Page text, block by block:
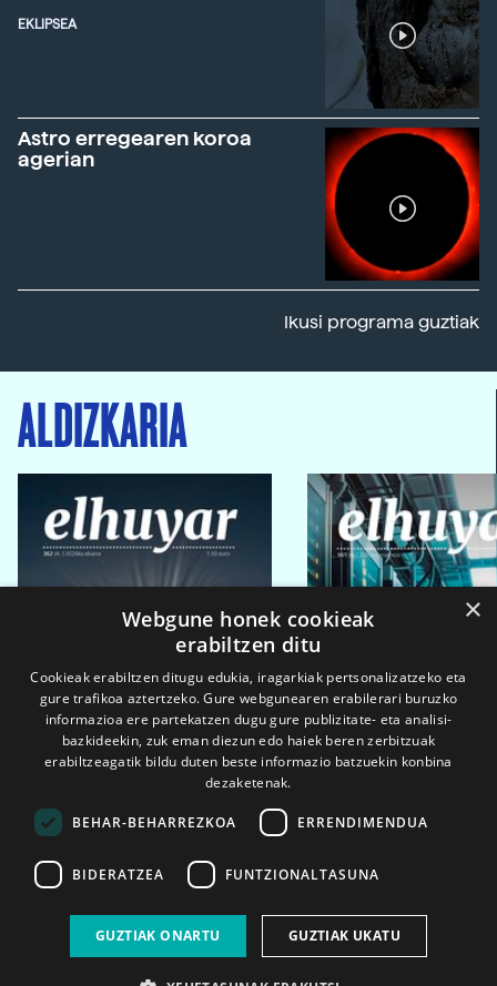
EKLIPSEA
Astro erregearen koroa
agerian
Ikusi programa guztiak
ALDIZKARIA
2026ko eka. 1a 2026ko mar. 1a
×
Webgune honek cookieak
erabiltzen ditu
Cookieak erabiltzen ditugu edukia, iragarkiak pertsonalizatzeko eta
gure trafikoa aztertzeko. Gure webgunearen erabilerari buruzko
informazioa ere partekatzen dugu gure publizitate- eta analisi-
bazkideekin, zuk eman diezun edo haiek beren zerbitzuak
erabiltzeagatik bildu duten beste informazio batzuekin konbina
dezaketenak.
BEHAR-BEHARREZKOA ERRENDIMENDUA
BIDERATZEA FUNTZIONALTASUNA
GUZTIAK ONARTU GUZTIAK UKATU